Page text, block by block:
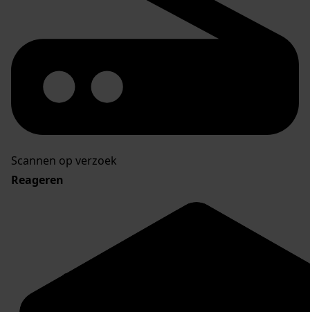
Scannen op verzoek
Reageren